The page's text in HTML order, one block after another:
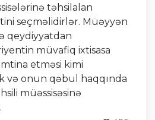
təhsilalan
seçməlidirlər. Müəyyən
qeydiyyatdan
müvafiq ixtisasa
etməsi kimi
və onun qəbul haqqında
müəssisəsinə